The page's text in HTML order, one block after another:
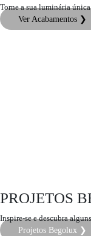
Torne a sua luminária
Ver Acabamentos ❯
PROJETOS
Inspire-se e descubra
Projetos Begolux ❯